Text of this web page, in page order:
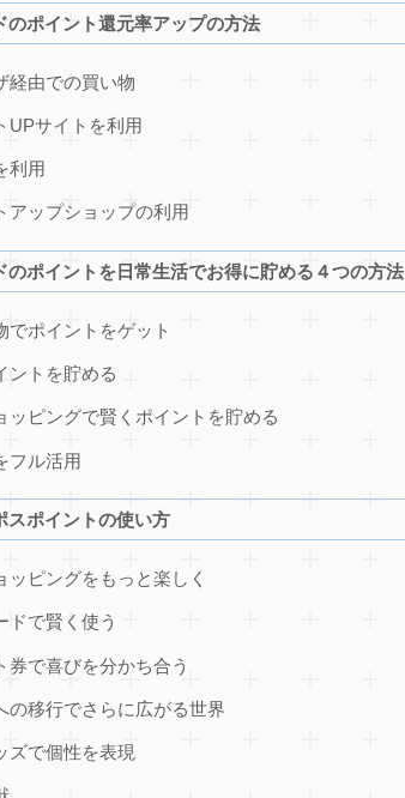
のポイント還元率アップの方法
経由での買い物
UPサイトを利用
利用
アップショップの利用
のポイントを日常生活でお得に貯める４つの方法
でポイントをゲット
ントを貯める
ッピングで賢くポイントを貯める
フル活用
スポイントの使い方
ッピングをもっと楽しく
ドで賢く使う
券で喜びを分かち合う
の移行でさらに広がる世界
ズで個性を表現